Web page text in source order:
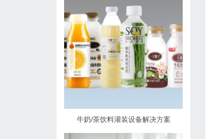
牛奶/茶饮料灌装设备解决方案